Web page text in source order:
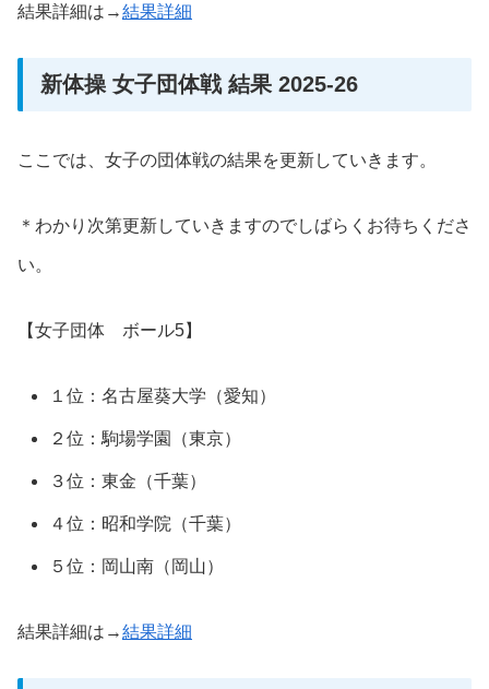
結果詳細は→結果詳細
新体操 女子団体戦 結果 2025-26
ここでは、女子の団体戦の結果を更新していきます。
＊わかり次第更新していきますのでしばらくお待ちくださ
い。
【女子団体 ボール5】
１位：名古屋葵大学（愛知）
２位：駒場学園（東京）
３位：東金（千葉）
４位：昭和学院（千葉）
５位：岡山南（岡山）
結果詳細は→結果詳細